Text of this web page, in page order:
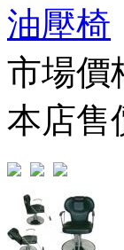
油壓椅
市場價
本店售